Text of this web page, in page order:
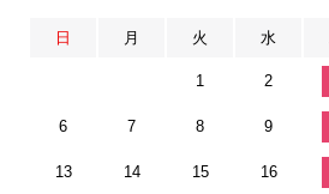
日 月 火 水
1 2
6 7 8 9
13 14 15 16